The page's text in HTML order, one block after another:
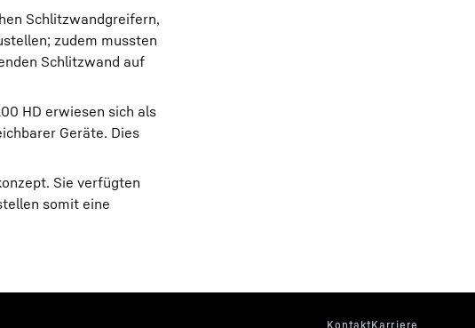
Schlitzwandgreifern,
zudem mussten
Schlitzwand auf
HD erwiesen sich als
Geräte. Dies
Sie verfügten
somit eine